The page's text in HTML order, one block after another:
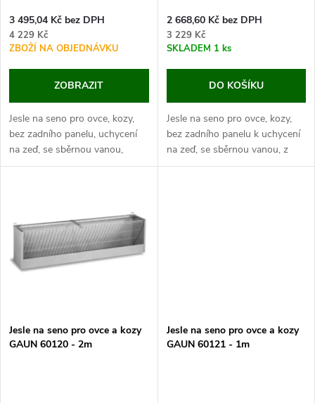
o
d
k
t
o
d
u
k
t
3 495,04 Kč bez DPH
4 229 Kč
ZBOŽÍ NA OBJEDNÁVKU
ZOBRAZIT
Jesle na seno pro ovce, kozy,
bez zadního panelu, uchycení
na zeď, se sběrnou vanou,
pozinkovaný plech, rozměry
2 668,60 Kč bez DPH
3 229 Kč
SKLADEM 1 ks
DO KOŠÍKU
Jesle na seno pro ovce, kozy,
bez zadního panelu k uchycení
na zeď, se sběrnou vanou, z
pozinkovaného plechu, rozměry
Jesle na seno pro ovce a kozy
GAUN 60120 - 2m
Jesle na seno pro ovce a kozy
GAUN 60121 - 1m